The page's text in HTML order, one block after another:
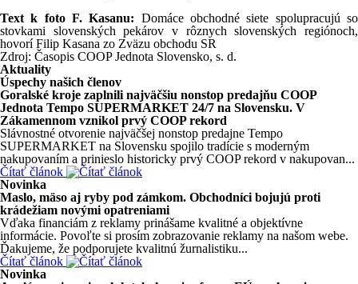
Text k foto F. Kasanu: Domáce obchodné siete spolupracujú so
stovkami slovenských pekárov v rôznych slovenských regiónoch,
hovorí Filip Kasana zo Zväzu obchodu SR
Zdroj: Časopis COOP Jednota Slovensko, s. d.
Aktuality
Úspechy našich členov
Goralské kroje zaplnili najväčšiu nonstop predajňu COOP
Jednota Tempo SUPERMARKET 24/7 na Slovensku. V
Zákamennom vznikol prvý COOP rekord
Slávnostné otvorenie najväčšej nonstop predajne Tempo
SUPERMARKET na Slovensku spojilo tradície s moderným
nakupovaním a prinieslo historicky prvý COOP rekord v nakupovan...
Čítať článok
Novinka
Maslo, mäso aj ryby pod zámkom. Obchodníci bojujú proti
krádežiam novými opatreniami
Vďaka financiám z reklamy prinášame kvalitné a objektívne
informácie. Povoľte si prosím zobrazovanie reklamy na našom webe.
Ďakujeme, že podporujete kvalitnú žurnalistiku...
Čítať článok
Novinka